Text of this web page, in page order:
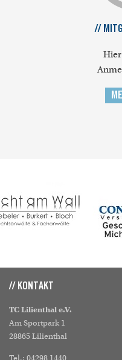
//
// KONTAKT
TC Lilienthal e.V.
Am Sportpark 1
28865 Lilienthal